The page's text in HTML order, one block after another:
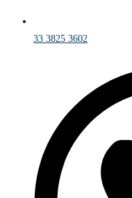
33 3825 3602